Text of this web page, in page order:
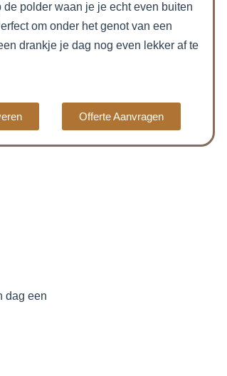
de polder waan je je echt even buiten
om onder het genot van een
drankje je dag nog even lekker af te
Offerte Aanvragen
dag een